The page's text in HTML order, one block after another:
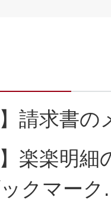
】請求書
】楽楽明
クマーク